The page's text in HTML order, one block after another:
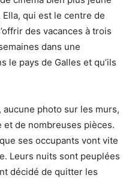
qui est le centre de
des vacances à trois
dans une
le pays de Galles et qu’ils
photo sur les murs,
et de nombreuses pièces.
ses occupants vont vite
Leurs nuits sont peuplées
décidé de quitter les